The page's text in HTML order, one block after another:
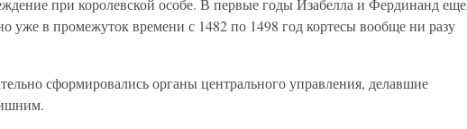
при королевской особе. В первые годы Изабелла и Фердинанд еще
уже в промежуток времени с 1482 по 1498 год кортесы вообще ни разу
сформировались органы центрального управления, делавшие